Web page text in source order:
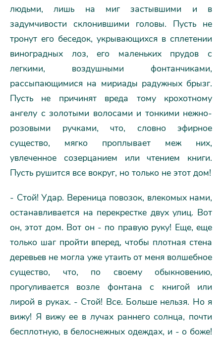
людьми, лишь на миг застывшими и в
задумчивости склонившими головы. Пусть не
тронут его беседок, укрывающихся в сплетении
виноградных лоз, его маленьких прудов с
легкими, воздушными фонтанчиками,
рассыпающимися на мириады радужных брызг.
Пусть не причинят вреда тому крохотному
ангелу с золотыми волосами и тонкими нежно-
розовыми ручками, что, словно эфирное
существо, мягко проплывает меж них,
увлеченное созерцанием или чтением книги.
Пусть рушится все вокруг, но только не этот дом!
- Стой! Удар. Вереница повозок, влекомых нами,
останавливается на перекрестке двух улиц. Вот
он, этот дом. Вот он - по правую руку! Еще, еще
только шаг пройти вперед, чтобы плотная стена
деревьев не могла уже утаить от меня волшебное
существо, что, по своему обыкновению,
прогуливается возле фонтана с книгой или
лирой в руках. - Стой! Все. Больше нельзя. Hо я
вижу! Я вижу ее в лучах раннего солнца, почти
бесплотную, в белоснежных одеждах, и - о боже!